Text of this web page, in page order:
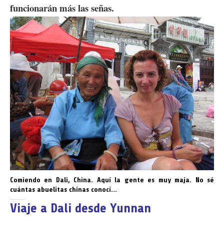
funcionarán más las señas.
Comiendo en Dali, China. Aquí la gente es muy maja. No sé
cuántas abuelitas chinas conocí…
Viaje a Dali desde Yunnan